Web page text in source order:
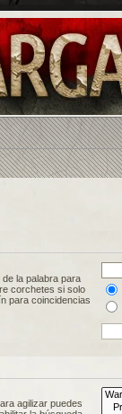
de la palabra para
corchetes si solo
para coincidencias
agilizar puedes